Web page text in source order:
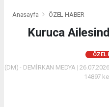
Anasayfa ÖZEL HABER
Kuruca
ÖZEL
(DM) - DEMİRKAN MEDYA |
14897